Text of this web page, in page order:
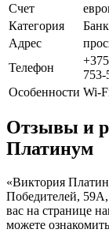
Счет
Категория
Адрес
Телефон
Особенности Wi-
Отзывы и
Платинум
«Виктория
Победителей,
вас на странице
можете